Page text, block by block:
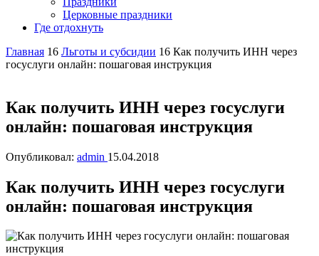
Церковные праздники
Где отдохнуть
Главная 16 Льготы и субсидии 16 Как получить ИНН через
госуслуги онлайн: пошаговая инструкция
Как получить ИНН через госуслуги
онлайн: пошаговая инструкция
Опубликовал: admin 15.04.2018
Как получить ИНН через госуслуги
онлайн: пошаговая инструкция